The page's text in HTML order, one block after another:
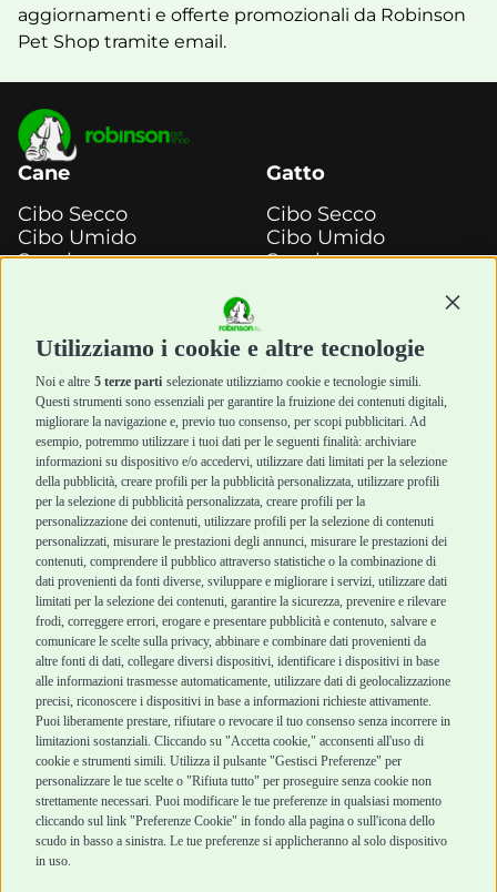
Utilizziamo i cookie e altre tecnologie
Noi e altre 5 terze parti selezionate utilizziamo cookie e tecnologie simili.
Questi strumenti sono essenziali per garantire la fruizione dei contenuti digitali,
migliorare la navigazione e, previo tuo consenso, per scopi pubblicitari. Ad
esempio, potremmo utilizzare i tuoi dati per le seguenti finalità: archiviare
informazioni su dispositivo e/o accedervi, utilizzare dati limitati per la selezione
della pubblicità, creare profili per la pubblicità personalizzata, utilizzare profili
per la selezione di pubblicità personalizzata, creare profili per la
personalizzazione dei contenuti, utilizzare profili per la selezione di contenuti
personalizzati, misurare le prestazioni degli annunci, misurare le prestazioni dei
contenuti, comprendere il pubblico attraverso statistiche o la combinazione di
dati provenienti da fonti diverse, sviluppare e migliorare i servizi, utilizzare dati
limitati per la selezione dei contenuti, garantire la sicurezza, prevenire e rilevare
frodi, correggere errori, erogare e presentare pubblicità e contenuto, salvare e
comunicare le scelte sulla privacy, abbinare e combinare dati provenienti da
altre fonti di dati, collegare diversi dispositivi, identificare i dispositivi in base
alle informazioni trasmesse automaticamente, utilizzare dati di geolocalizzazione
precisi, riconoscere i dispositivi in base a informazioni richieste attivamente.
Puoi liberamente prestare, rifiutare o revocare il tuo consenso senza incorrere in
limitazioni sostanziali. Cliccando su "Accetta cookie," acconsenti all'uso di
cookie e strumenti simili. Utilizza il pulsante "Gestisci Preferenze" per
personalizzare le tue scelte o "Rifiuta tutto" per proseguire senza cookie non
strettamente necessari. Puoi modificare le tue preferenze in qualsiasi momento
cliccando sul link "Preferenze Cookie" in fondo alla pagina o sull'icona dello
scudo in basso a sinistra. Le tue preferenze si applicheranno al solo dispositivo
in uso.
aggiornamenti e offerte promozionali da Robinson
Pet Shop tramite email.
Cane
Cibo Secco
Cibo Umido
Snack e
Igiene e Pulizia
Accessori
Cani Mini
Top Quality
Gatto
Cibo Secco
Cibo Umido
Snack e
Igiene e Pulizia
Accessori
Top Quality
Robinson Pet Shop
Chi siamo
Punti vendita
Marchi
Blog
Assistenza Robinson
Pet Shop
Offerte
Promozioni
Recensioni Feedaty
Acquisti sicuri
Termini e condizioni
di vendita
Cashback
Metodi di
pagamento
Recesso e Reso
Spedizioni
Robinson Pet Shop S.r.l.
Via V. Giovanni Schiaparelli, 21 – 47122 Forlì (FC)
P.iva 04095130409 | REA: FO 329541
info@robinsonpetshop.it | Tel. 0543 096850